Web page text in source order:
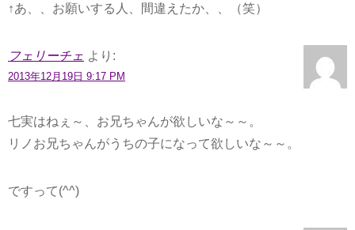
↑あ、、お願いする人、間違えたか、、（笑）
フェリーチェ より:
2013年12月19日 9:17 PM
七実はねぇ～、お兄ちゃんが欲しいな～～。
リノお兄ちゃんがうちの子になって欲しいな～～。
ですって(^^)